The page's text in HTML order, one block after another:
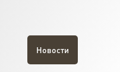
Новости